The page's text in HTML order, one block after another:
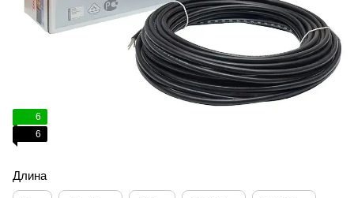
6
6
Длина